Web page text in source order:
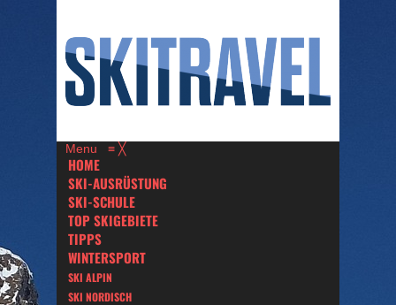
Menu ≡ ╳
HOME
SKI-AUSRÜSTUNG
SKI-SCHULE
TOP SKIGEBIETE
TIPPS
WINTERSPORT
SKI ALPIN
SKI NORDISCH